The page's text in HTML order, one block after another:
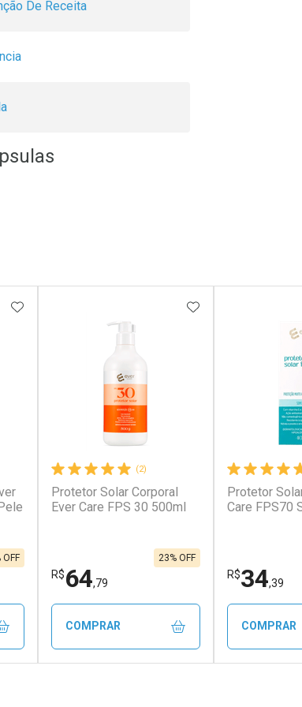
De Receita
OFF
ADICIONAR AOS FAVORITOS
(2)
Protetor Solar Corporal
Ever Care FPS 30 500ml
R$64,79
23% OFF
ADICIONAR AOS
COMPRAR
Protetor
Care FPS70
R$34,39
COMPRAR